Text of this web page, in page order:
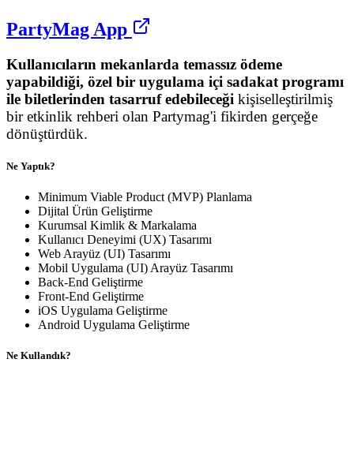
PartyMag App
Kullanıcıların mekanlarda temassız ödeme
yapabildiği, özel bir uygulama içi sadakat programı
ile biletlerinden tasarruf edebileceği kişiselleştirilmiş
bir etkinlik rehberi olan Partymag'i fikirden gerçeğe
dönüştürdük.
Ne Yaptık?
Minimum Viable Product (MVP) Planlama
Dijital Ürün Geliştirme
Kurumsal Kimlik & Markalama
Kullanıcı Deneyimi (UX) Tasarımı
Web Arayüz (UI) Tasarımı
Mobil Uygulama (UI) Arayüz Tasarımı
Back-End Geliştirme
Front-End Geliştirme
iOS Uygulama Geliştirme
Android Uygulama Geliştirme
Ne Kullandık?